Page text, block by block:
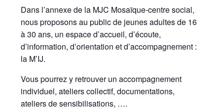
Dans l’annexe de la MJC Mosaïque-centre social,
nous proposons au public de jeunes adultes de 16
à 30 ans, un espace d’accueil, d’écoute,
d’information, d’orientation et d’accompagnement :
la M’IJ.
Vous pourrez y retrouver un accompagnement
individuel, ateliers collectif, documentations,
ateliers de sensibilisations, ….